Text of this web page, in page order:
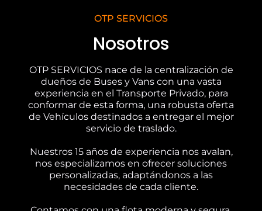
OTP SERVICIOS
Nosotros
OTP SERVICIOS nace de la centralización de
dueños de Buses y Vans con una vasta
experiencia en el Transporte Privado, para
conformar de esta forma, una robusta oferta
de Vehículos destinados a entregar el mejor
servicio de traslado.
Nuestros 15 años de experiencia nos avalan,
nos especializamos en ofrecer soluciones
personalizadas, adaptándonos a las
necesidades de cada cliente.